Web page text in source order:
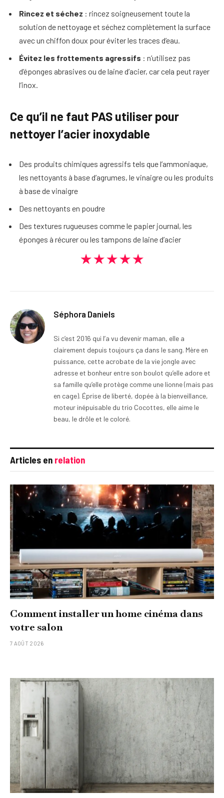
Rincez et séchez : rincez soigneusement toute la
solution de nettoyage et séchez complètement la surface
avec un chiffon doux pour éviter les traces d’eau.
Évitez les frottements agressifs : n’utilisez pas
d’éponges abrasives ou de laine d’acier, car cela peut rayer
l’inox.
Ce qu’il ne faut PAS utiliser pour
nettoyer l’acier inoxydable
Des produits chimiques agressifs tels que l’ammoniaque,
les nettoyants à base d’agrumes, le vinaigre ou les produits
à base de vinaigre
Des nettoyants en poudre
Des textures rugueuses comme le papier journal, les
éponges à récurer ou les tampons de laine d’acier
★★★★★
Séphora Daniels
Si c’est 2016 qui l’a vu devenir maman, elle a
clairement depuis toujours ça dans le sang. Mère en
puissance, cette acrobate de la vie jongle avec
adresse et bonheur entre son boulot qu’elle adore et
sa famille qu’elle protège comme une lionne (mais pas
en cage). Éprise de liberté, dopée à la bienveillance,
moteur inépuisable du trio Cocottes, elle aime le
beau, le drôle et le coloré.
Articles en relation
Comment installer un home cinéma dans
votre salon
7 AOÛT 2026